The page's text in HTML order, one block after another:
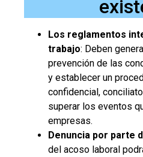
Los reglamentos
trabajo: Deben
prevención de las
y establecer un
confidencial,
superar los eventos
empresas.
Denuncia por parte
del acoso laboral